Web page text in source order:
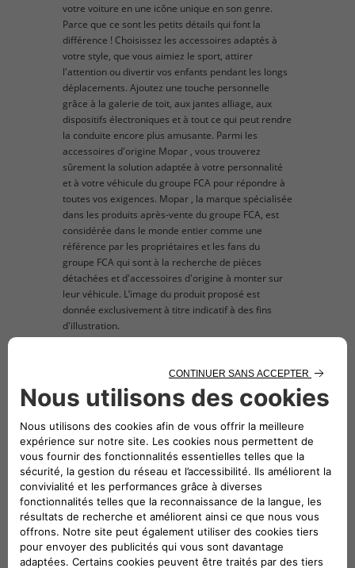
votre voiture en une icône unique en son genre.
Parce que ce sont les petits détails qui font la
différence ! Choisissez les accessoires adaptés à
votre style, que vous aimiez le sport, attirer
l'attention ou divertir vos enfants pendant les longs
déplacements. Ajoutez une touche personnelle
grâce à la galerie de toit, aux jantes alliage, aux
dispositifs électroniques et à tout ce qui peut rendre
la conduite encore plus amusante. Parmi les
accessoires d'origine Mopar , vous trouverez
sûrement la solution adaptée à votre personnalité
et à votre véhicule du groupe FCA pour répondre à
toutes vos exigences. Mopar , la marque spécialisée
dans les produits après-vente du groupe FCA, est
considérée dans le monde entier comme une
référence par les propriétaires et les fans du
groupe FCA qui sont à la recherche de pièces
détachées et d'accessoires d'origine à monter sur
leur véhicule. L’image du produit proposé est
donnée exclusivement à titre indicatif à des fins
d'illustration.
description technique
Attache pour bagages. Si vous avez des objets
en vrac dans le coffre, la meilleure façon de
les maintenir en place est avec l'attache pour
bagages. Elle comporte le logo 500 et
améliore la disposition de votre coffre, sans
installation complexe.
Véhicules compatibles